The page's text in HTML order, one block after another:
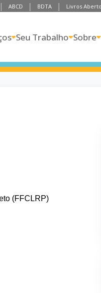
ABCD BDTA Livros
Seu Trabalho Sobre
(FFCLRP)